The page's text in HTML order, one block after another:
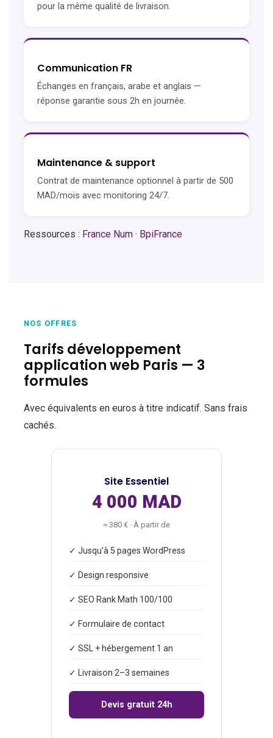
pour la même qualité de livraison.
Communication FR
Échanges en français, arabe et anglais —
réponse garantie sous 2h en journée.
Maintenance & support
Contrat de maintenance optionnel à partir de 500
MAD/mois avec monitoring 24/7.
Ressources : France Num · BpiFrance
NOS OFFRES
Tarifs développement
application web Paris — 3
formules
Avec équivalents en euros à titre indicatif. Sans frais
cachés.
Site Essentiel
4 000 MAD
≈ 380 € · À partir de
✓ Jusqu’à 5 pages WordPress
✓ Design responsive
✓ SEO Rank Math 100/100
✓ Formulaire de contact
✓ SSL + hébergement 1 an
✓ Livraison 2–3 semaines
Devis gratuit 24h